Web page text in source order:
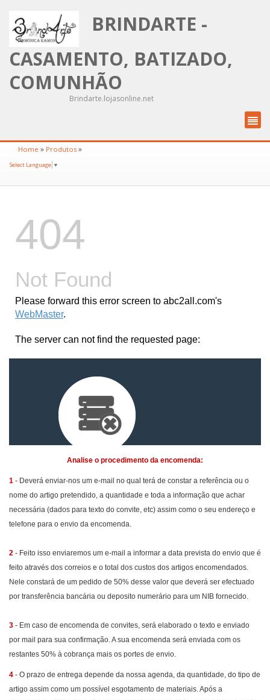
BRINDARTE -
CASAMENTO, BATIZADO,
COMUNHÃO
Brindarte.lojasonline.net
Home » Produtos »
Select Language ▼
Analise o procedimento da encomenda:
1 - Deverá enviar-nos um e-mail no qual terá de constar a referência ou o
nome do artigo pretendido, a quantidade e toda a informação que achar
necessária (dados para texto do convite, etc) assim como o seu endereço e
telefone para o envio da encomenda.
2 - Feito isso enviaremos um e-mail a informar a data prevista do envio que é
feito através dos correios e o total dos custos dos artigos encomendados.
Nele constará de um pedido de 50% desse valor que deverá ser efectuado
por transferência bancária ou deposito numerário para um NIB fornecido.
3 - Em caso de encomenda de convites, será elaborado o texto e enviado
por mail para sua confirmação. A sua encomenda será enviada com os
restantes 50% à cobrança mais os portes de envio.
4 - O prazo de entrega depende da nossa agenda, da quantidade, do tipo de
artigo assim como um possível esgotamento de materiais. Após a